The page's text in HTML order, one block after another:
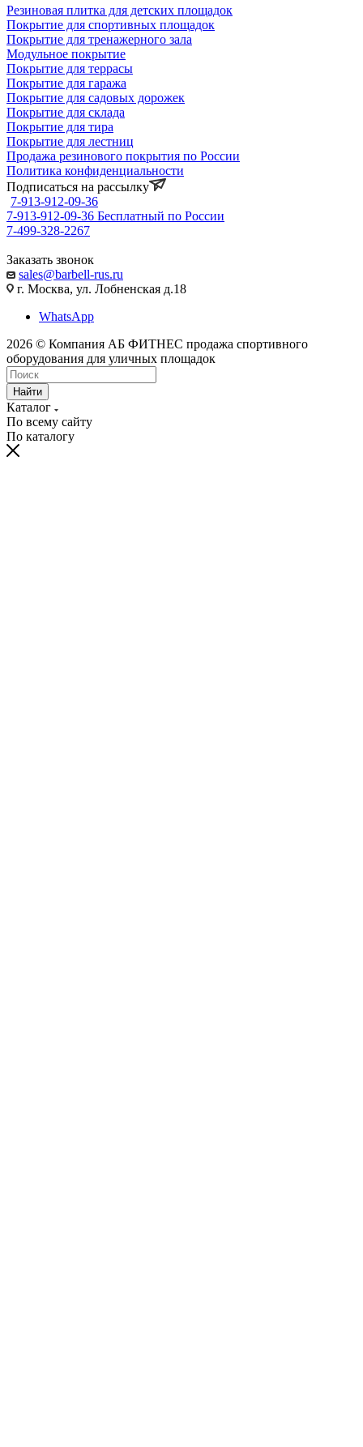
Резиновая плитка для детских площадок
Покрытие для спортивных площадок
Покрытие для тренажерного зала
Модульное покрытие
Покрытие для террасы
Покрытие для гаража
Покрытие для садовых дорожек
Покрытие для склада
Покрытие для тира
Покрытие для лестниц
Продажа резинового покрытия по России
Политика конфиденциальности
Подписаться на рассылку
7-913-912-09-36
7-913-912-09-36 Бесплатный по России
7-499-328-2267
Заказать звонок
sales@barbell-rus.ru
г. Москва, ул. Лобненская д.18
WhatsApp
2026 © Компания АБ ФИТНЕС продажа спортивного
оборудования для уличных площадок
Найти
Каталог
По всему сайту
По каталогу